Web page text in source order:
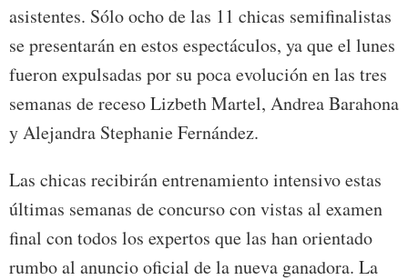
asistentes. Sólo ocho de las 11 chicas semifinalistas
se presentarán en estos espectáculos, ya que el lunes
fueron expulsadas por su poca evolución en las tres
semanas de receso Lizbeth Martel, Andrea Barahona
y Alejandra Stephanie Fernández.
Las chicas recibirán entrenamiento intensivo estas
últimas semanas de concurso con vistas al examen
final con todos los expertos que las han orientado
rumbo al anuncio oficial de la nueva ganadora. La